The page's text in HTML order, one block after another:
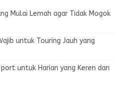
Mulai Lemah agar Tidak Mogok
untuk Touring Jauh yang
untuk Harian yang Keren dan